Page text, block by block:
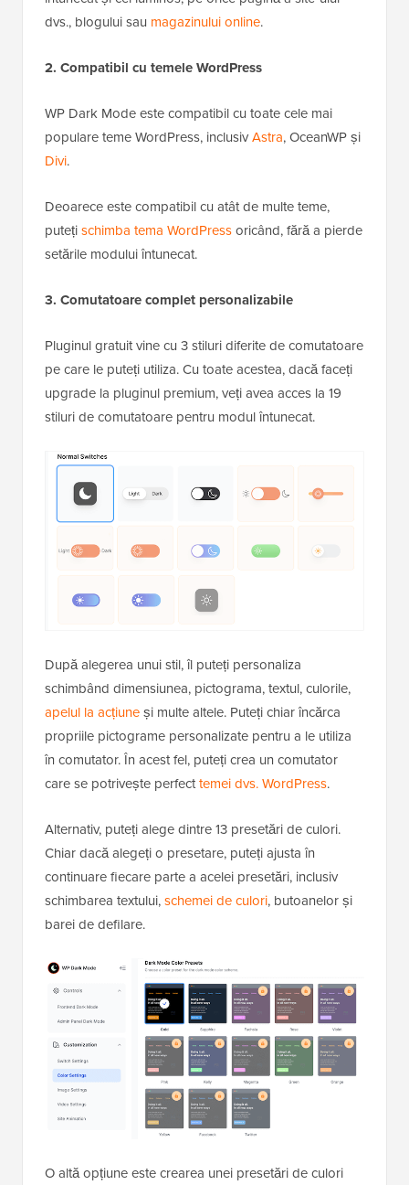
dvs., blogului sau magazinului online.
2. Compatibil cu temele WordPress
WP Dark Mode este compatibil cu toate cele mai
populare teme WordPress, inclusivAstra, OceanWP și
Divi.
Deoarece este compatibil cu atât de multe teme,
putețischimba tema WordPressoricând, fără a pierde
setările modului întunecat.
3. Comutatoare complet personalizabile
Pluginul gratuit vine cu 3 stiluri diferite de comutatoare
pe care le puteți utiliza. Cu toate acestea, dacă faceți
upgrade la pluginul premium, veți avea acces la 19
stiluri de comutatoare pentru modul întunecat.
După alegerea unui stil, îl puteți personaliza
schimbând dimensiunea, pictograma, textul, culorile,
apelul la acțiuneși multe altele. Puteți chiar încărca
propriile pictograme personalizate pentru a le utiliza
în comutator. În acest fel, puteți crea un comutator
care se potrivește perfecttemei dvs. WordPress.
Alternativ, puteți alege dintre 13 presetări de culori.
Chiar dacă alegeți o presetare, puteți ajusta în
continuare fiecare parte a acelei presetări, inclusiv
schimbarea textului,schemei de culori, butoanelor și
barei de defilare.
O altă opțiune este crearea unei presetări de culori